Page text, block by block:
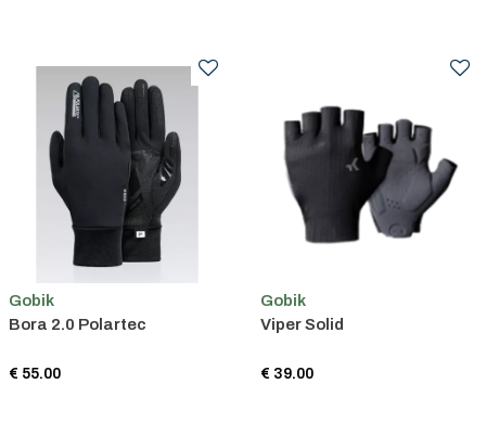
Gobik
Bora 2.0 Polartec
€ 55.00
Gobik
Viper Solid
€ 39.00